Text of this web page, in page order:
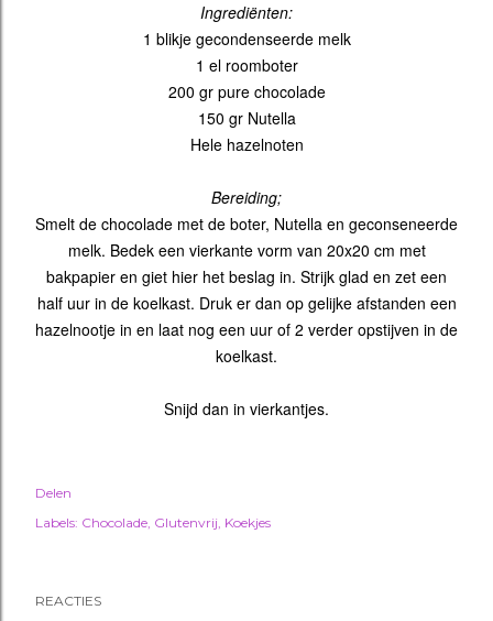
Ingrediënten:
1 blikje gecondenseerde melk
1 el roomboter
200 gr pure chocolade
150 gr Nutella
Hele hazelnoten
Bereiding;
Smelt de chocolade met de boter, Nutella en geconseneerde
melk . Bedek een vierkante vorm van 20x20 cm met
bakpapier en giet hier het beslag in. Strijk glad en zet een
half uur in de koelkast. Druk er dan op gelijke afstanden een
hazelnootje in en laat nog een uur of 2 verder opstijven in de
koelkast.
Snijd dan in vierkantjes.
Delen
Labels: Chocolade Glutenvrij Koekjes
REACTIES